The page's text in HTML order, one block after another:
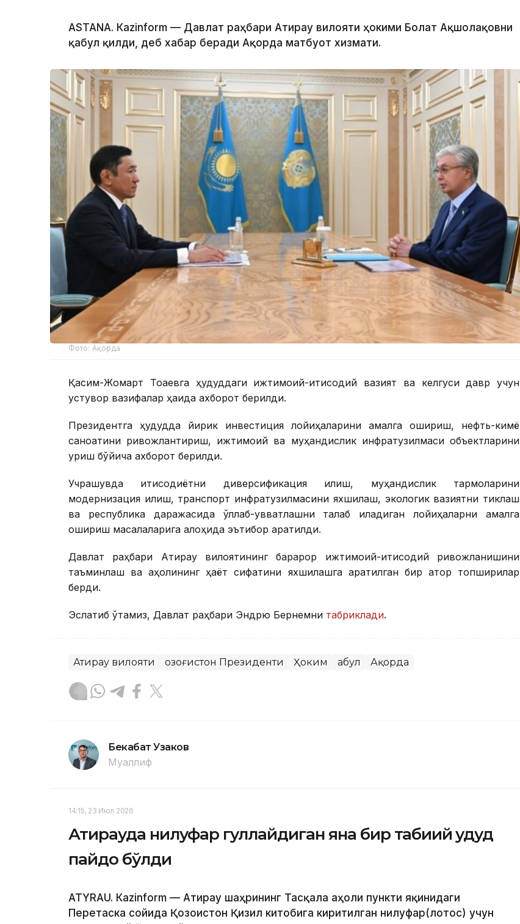
ASTANА. Кazinform — Давлат раҳбари Атирау вилояти ҳокими Болат Ақшолақовни
қабул қилди, деб хабар беради Ақорда матбуот хизмати.
Фото: Ақорда
Қасим-Жомарт Тоқаевга ҳудуддаги ижтимоий-иқтисодий вазият ва келгуси давр учун
устувор вазифалар ҳақида ахборот берилди.
Президентга ҳудудда йирик инвестиция лойиҳаларини амалга ошириш, нефть-кимё
саноатини ривожлантириш, ижтимоий ва муҳандислик инфратузилмаси объектларини
қуриш бўйича ахборот берилди.
Учрашувда иқтисодиётни диверсификация қилиш, муҳандислик тармоқларини
модернизация қилиш, транспорт инфратузилмасини яхшилаш, экологик вазиятни тиклаш
ва республика даражасида қўллаб-қувватлашни талаб қиладиган лойиҳаларни амалга
ошириш масалаларига алоҳида эътибор қаратилди.
Давлат раҳбари Атирау вилоятининг барқарор ижтимоий-иқтисодий ривожланишини
таъминлаш ва аҳолининг ҳаёт сифатини яхшилашга қаратилган бир қатор топшириқлар
берди.
Эслатиб ўтамиз, Давлат раҳбари Эндрю Бернемни табриклади.
Атирау вилояти Қозоғистон Президенти Ҳоким Қабул Ақорда
Бекабат Узаков
Муаллиф
14:15, 23 Июл 2026
Атирауда нилуфар гуллайдиган яна бир табиий ҳудуд
пайдо бўлди
АТYRAU. Кazinform — Атирау шаҳрининг Тасқала аҳоли пункти яқинидаги
Перетаска сойида Қозоғистон Қизил китобига киритилган нилуфар(лотос) учун